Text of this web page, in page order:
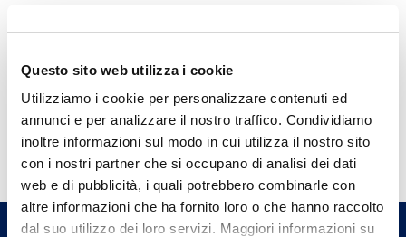
Questo sito web utilizza i cookie
Utilizziamo i cookie per personalizzare contenuti ed
annunci e per analizzare il nostro traffico. Condividiamo
inoltre informazioni sul modo in cui utilizza il nostro sito
con i nostri partner che si occupano di analisi dei dati
web e di pubblicità, i quali potrebbero combinarle con
altre informazioni che ha fornito loro o che hanno raccolto
dal suo utilizzo dei loro servizi. Maggiori informazioni su
Hai bisogno di
informazioni?
Trova l'Agenzia più vicina a te e parla con
un nostro Agente.